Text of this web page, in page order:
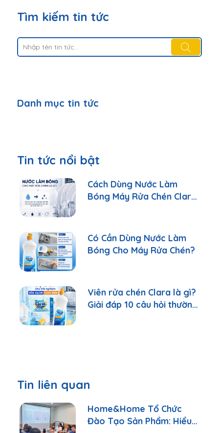
Tìm kiếm tin tức
Danh mục tin tức
Tin tức nổi bật
Cách Dùng Nước Làm
Bóng Máy Rửa Chén Clara
Có Cần Dùng Nước Làm
Bóng Cho Máy Rửa Chén?
Viên rửa chén Clara là gì?
Giải đáp 10 câu hỏi thường
Tin liên quan
Home&Home Tổ Chức
Đào Tạo Sản Phẩm: Hiểu